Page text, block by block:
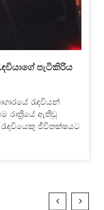
පැටිකිරිය
රැඳවියන්
රාත්‍රියේ ඇතිවූ
ජීවිතක්ෂයට